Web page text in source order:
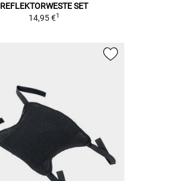
REFLEKTORWESTE SET
14,95 €1